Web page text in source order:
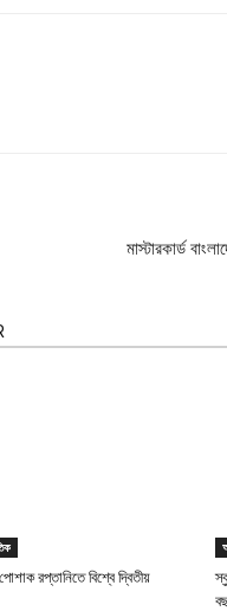
মাস্টারকার্ড
রপ্তানিতে বিশ্বে দ্বিতীয়